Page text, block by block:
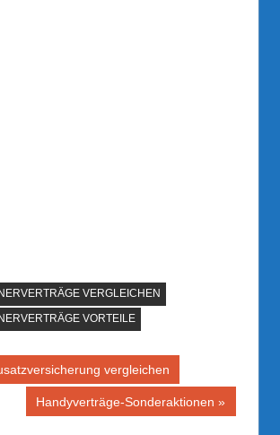
VERGLEICHEN
VORTEILE
vergleichen
Nächster
Handyverträge-Sonderaktionen